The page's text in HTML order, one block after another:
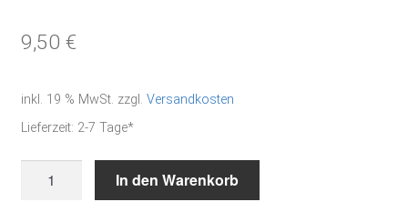
9,50 €
inkl. 19 % MwSt. zzgl. Versandkosten
Lieferzeit: 2-7 Tage*
In den Warenkorb